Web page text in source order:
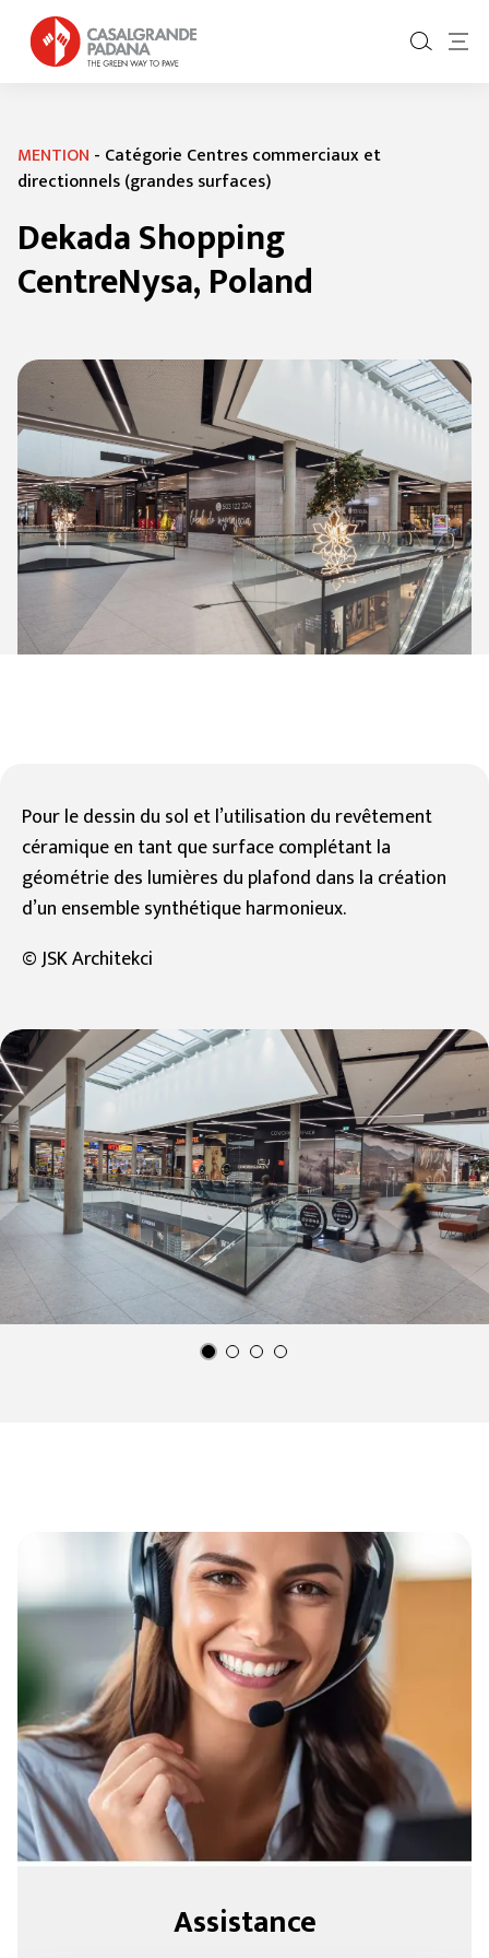
MENTION - Catégorie Centres commerciaux et
directionnels (grandes surfaces)
Dekada Shopping
CentreNysa, Poland
Pour le dessin du sol et l’utilisation du revêtement
céramique en tant que surface complétant la
géométrie des lumières du plafond dans la création
d’un ensemble synthétique harmonieux.
© JSK Architekci
Assistance